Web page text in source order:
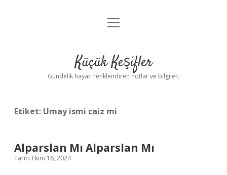
Anasayfa
Yasal Uyarı
menüyü
Küçük Keşifler
Gündelik hayatı renklendiren notlar ve bilgiler.
Etiket: Umay ismi caiz mi
Alparslan Mı Alparslan Mı
Tarih: Ekim 16, 2024